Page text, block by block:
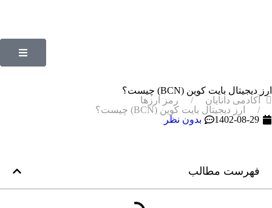
ارز دیجیتال بایت کوین (BCN) چیست؟
آکادمی دانایان
رمز ارزها
ارز دیجیتال بایت کوین (BCN) چیست؟
1402-08-29
بدون نظر
فهرست مطالب